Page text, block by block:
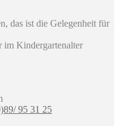
das ist die Gelegenheit für
im Kindergartenalter
95 31 25